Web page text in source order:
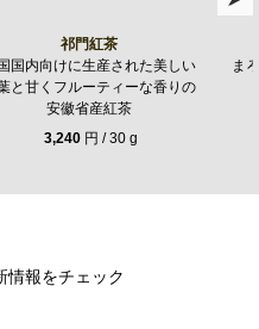
祁門紅茶
国内向けに生産された美しい
と甘くフルーティーな香りの
安徽省産紅茶
3,240円 / 30 g
ま
情報をチェック